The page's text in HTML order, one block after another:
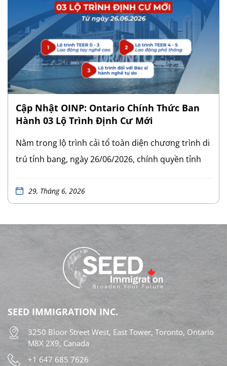
Cập Nhật OINP: Ontario Chính Thức Ban
Hành 03 Lộ Trình Định Cư Mới
Nằm trong lộ trình cải tổ toàn diện chương trình di
trú tỉnh bang, ngày 26/06/2026, chính quyền tỉnh
mới. Thay đổi cốt lõi trong đợt cải tổ này là việc
động Ontario (Ontario Workforce Priority Stream)
thuộc Chương trình Đề cử Tỉnh bang Ontario
(OINP). Quy định mới cập nhật 03 lộ trình định cư
mới của Ontario dành cho nhiều nhóm đối tượng
lao động khác nhau. Các quy định sửa đổi này đã
chính thức có hiệu lực. Tuy nhiên, các đương đơn
cần chờ hệ thống Thư bày tỏ nguyện vọng
(Expression of Interest – EOI) mở cửa trở lại, dự
kiến vào cuối mùa hè năm nay, để bắt đầu nộp hồ
29, Tháng 6, 2026
SEED IMMIGRATION INC.
3250 Bloor Street West, East Tower, Toronto, Ontario
M8X 2X9, Canada
+1 647 685 7626